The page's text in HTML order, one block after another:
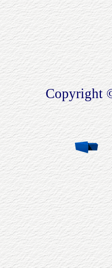
Copyright